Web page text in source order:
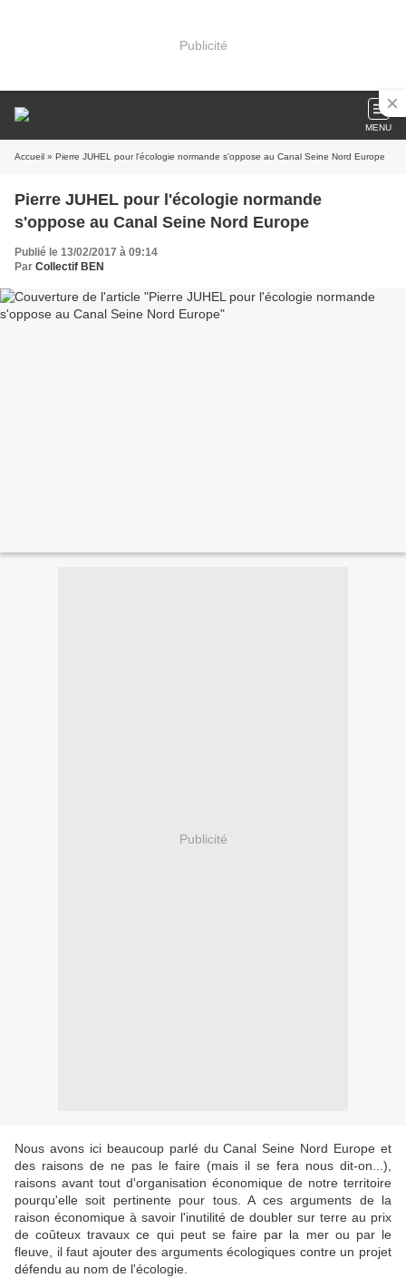
Publicité
MENU
Accueil » Pierre JUHEL pour l'écologie normande s'oppose au Canal Seine Nord Europe
Pierre JUHEL pour l'écologie normande
s'oppose au Canal Seine Nord Europe
Publié le 13/02/2017 à 09:14
Par Collectif BEN
Publicité
Nous avons ici beaucoup parlé du Canal Seine Nord Europe et
des raisons de ne pas le faire (mais il se fera nous dit-on...),
raisons avant tout d'organisation économique de notre territoire
pourqu'elle soit pertinente pour tous. A ces arguments de la
raison économique à savoir l'inutilité de doubler sur terre au prix
de coûteux travaux ce qui peut se faire par la mer ou par le
fleuve, il faut ajouter des arguments écologiques contre un projet
défendu au nom de l'écologie.